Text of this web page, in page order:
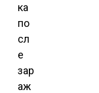
ка
по
сл
е
зар
аж